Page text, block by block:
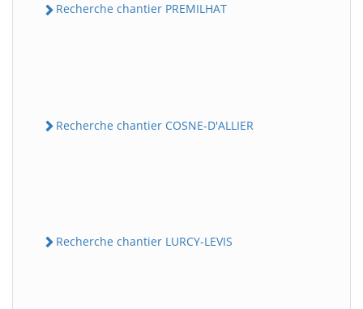
Recherche chantier PREMILHAT
Recherche chantier COSNE-D'ALLIER
Recherche chantier LURCY-LEVIS